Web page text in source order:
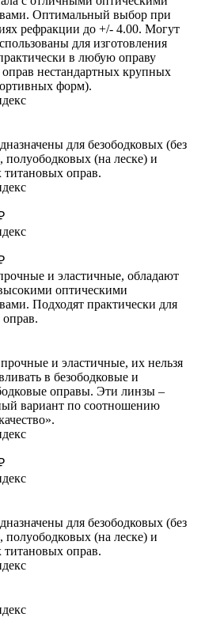
Оптимальный выбор при
рефракции до +/- 4.00. Могут
для изготовления
в любую оправу
нестандартных крупных
форм).
для безободковых (без
полуободковых (на леске) и
титановых оправ.
и эластичные, обладают
оптическими
Подходят практически для
и эластичные, их нельзя
в безободковые и
оправы. Эти линзы –
вариант по соотношению
для безободковых (без
полуободковых (на леске) и
титановых оправ.